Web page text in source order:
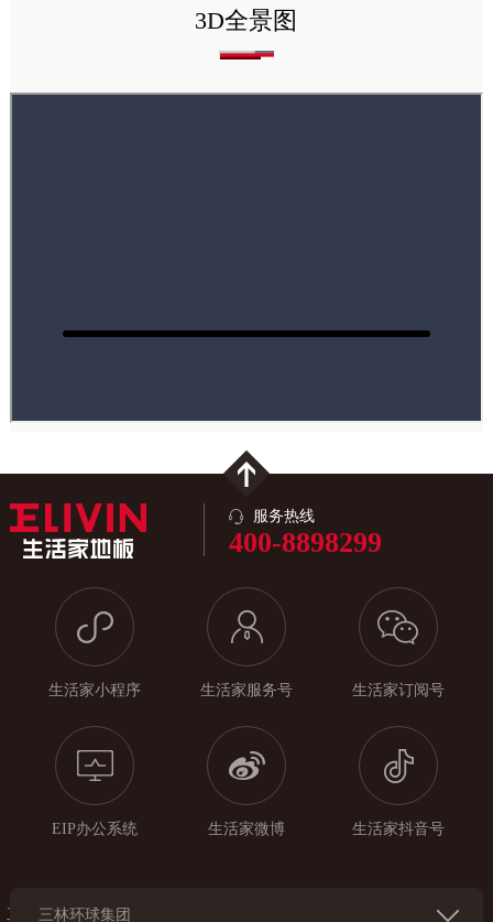
3D全景图
服务热线
400-8898299
生活家小程序 生活家服务号 生活家订阅号
EIP办公系统 生活家微博 生活家抖音号
三林环球集团